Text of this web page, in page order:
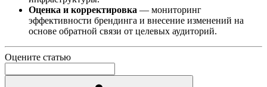
Оценка и корректировка — мониторинг
эффективности брендинга и внесение изменений на
основе обратной связи от целевых аудиторий.
Оцените статью